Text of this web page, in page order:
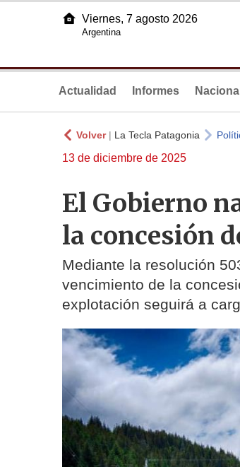
Viernes, 7 agosto 2026
Argentina
Actualidad Informes
Volver| La Tecla Patagonia
13 de diciembre de 2025
El Gobierno
la concesión
Mediante la resolución
vencimiento de la
explotación seguirá a